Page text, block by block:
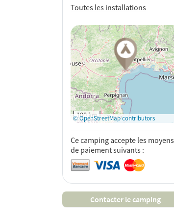
Toutes les installations
Voir sur
Google Maps
100 km
© OpenStreetMap contributors
Ce camping accepte les moyens
de paiement suivants :
Contacter le camping